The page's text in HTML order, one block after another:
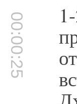
00:00:25